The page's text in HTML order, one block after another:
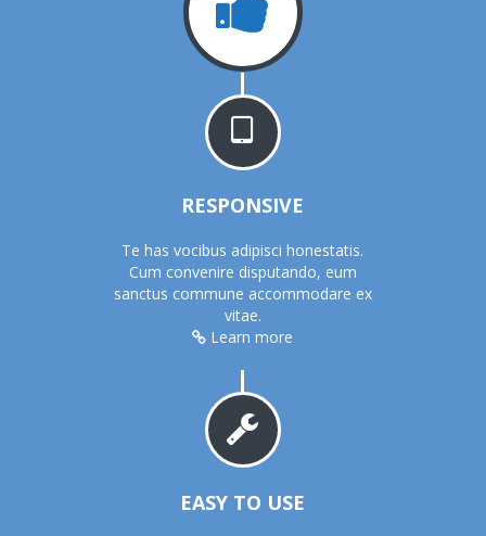
RESPONSIVE
Te has vocibus adipisci honestatis.
Cum convenire disputando, eum
sanctus commune accommodare ex
vitae.
Learn more
EASY TO USE